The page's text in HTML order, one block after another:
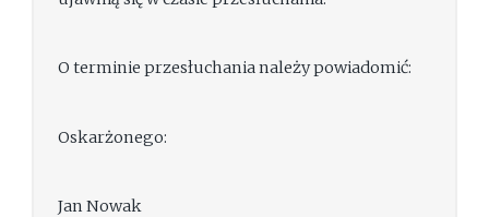
O terminie przesłuchania należy powiadomić:
Oskarżonego:
Jan Nowak